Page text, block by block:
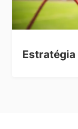
Estratégia